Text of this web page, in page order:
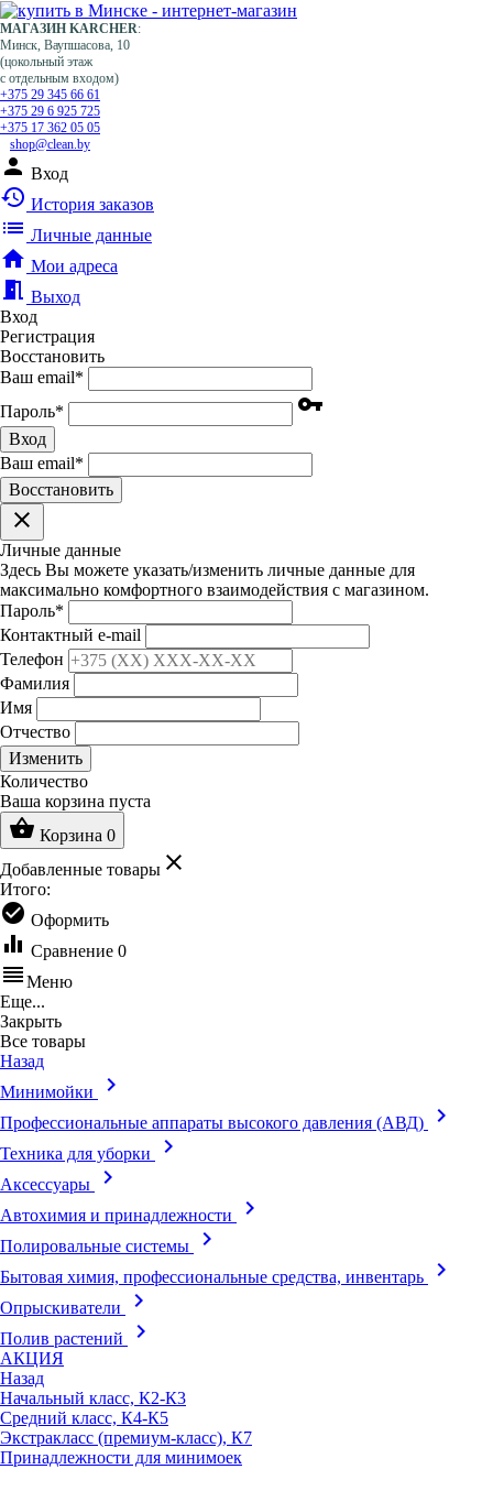
МАГАЗИН KARCHER:
Минск, Ваупшасова, 10
(цокольный этаж
с отдельным входом)
+375 29 345 66 61
+375 29 6 925 725
+375 17 362 05 05
shop@clean.by
person Вход
history История заказов
list Личные данные
home Мои адреса
meeting_room Выход
Вход
Регистрация
Восстановить
Ваш email*
Пароль* vpn_key
Вход
Ваш email*
Воcстановить
clear
Личные данные
Здесь Вы можете указать/изменить личные данные для
максимально комфортного взаимодействия с магазином.
Пароль*
Контактный e-mail
Телефон
Фамилия
Имя
Отчество
Изменить
Количество
Ваша корзина пуста
shopping_basket Корзина 0
Добавленные товары clear
Итого:
check_circle Оформить
equalizer Сравнение 0
reorderМеню
Еще...
Закрыть
Все товары
Назад
Минимойки
keyboard_arrow_right
Профессиональные аппараты высокого давления (АВД) keyboard_arrow_right
Техника для уборки keyboard_arrow_right
Аксессуары keyboard_arrow_right
Автохимия и принадлежности keyboard_arrow_right
Полировальные системы keyboard_arrow_right
Бытовая химия, профессиональные средства, инвентарь keyboard_arrow_right
Опрыскиватели keyboard_arrow_right
Полив растений keyboard_arrow_right
АКЦИЯ
Назад
Начальный класс, К2-К3
Средний класс, К4-К5
Экстракласс (премиум-класс), К7
Принадлежности для минимоек